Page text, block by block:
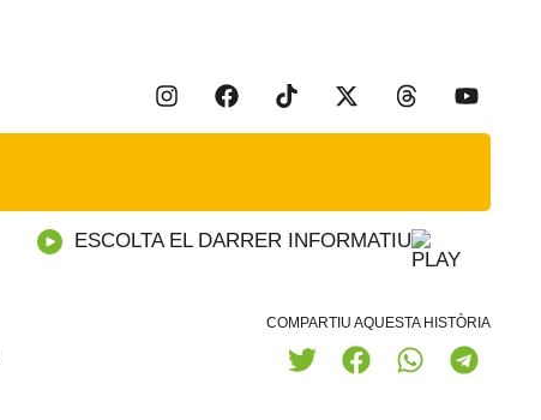
ESCOLTA EL DARRER INFORMATIU
COMPARTIU AQUESTA HISTÒRIA